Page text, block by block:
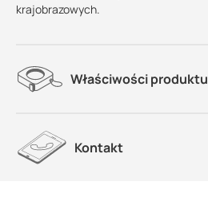
krajobrazowych.
Właściwości produktu
Kontakt